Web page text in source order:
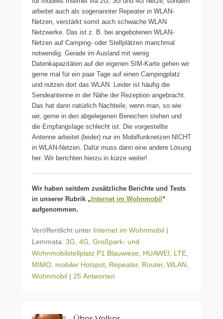
arbeitet auch als sogenannter Repeater in WLAN-
Netzen, verstärkt somit auch schwache WLAN
Netzwerke. Das ist z. B. bei angebotenen WLAN-
Netzen auf Camping- oder Stellplätzen manchmal
notwendig. Gerade im Ausland mit wenig
Datenkapazitäten auf der eigenen SIM-Karte gehen wir
gerne mal für ein paar Tage auf einen Campingplatz
und nutzen dort das WLAN. Leider ist häufig die
Sendeantenne in der Nähe der Rezeption angebracht.
Das hat dann natürlich Nachteile, wenn man, so wie
wir, gerne in den abgelegenen Bereichen stehen und
die Empfangslage schlecht ist. Die vorgestellte
Antenne arbeitet (leider) nur im Mobilfunknetzen NICHT
in WLAN-Netzen. Dafür muss dann eine andere Lösung
her. Wir berichten hierzu in kürze weiter!
Wir haben seitdem zusätzliche Berichte und Tests
in unserer Rubrik „ Internet im Wohnmobil “
aufgenommen.
Veröffentlicht unter Internet im Wohnmobil |
Lemmata: 3G 4G Großpark- und
Wohnmobilstellplatz P1 Blauwiese HUAWEI LTE
MIMO mobiler Hotspot Repeater, Router, WLAN
Wohnmobil | 25 Antworten